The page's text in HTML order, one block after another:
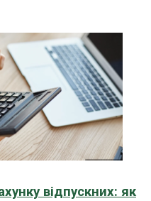
відпускних: як